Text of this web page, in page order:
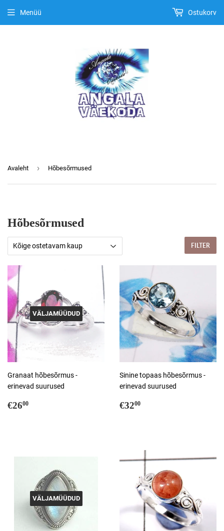
Menüü Ostukorv
Avaleht › Hõbesõrmused
Hõbesõrmused
FILTER
VÄLJAMÜÜDUD
Granaat hõbesõrmus -
erinevad suurused
Tavahind
€2600
Sinine topaas hõbesõrmus -
erinevad suurused
Tavahind
€3200
VÄLJAMÜÜDUD